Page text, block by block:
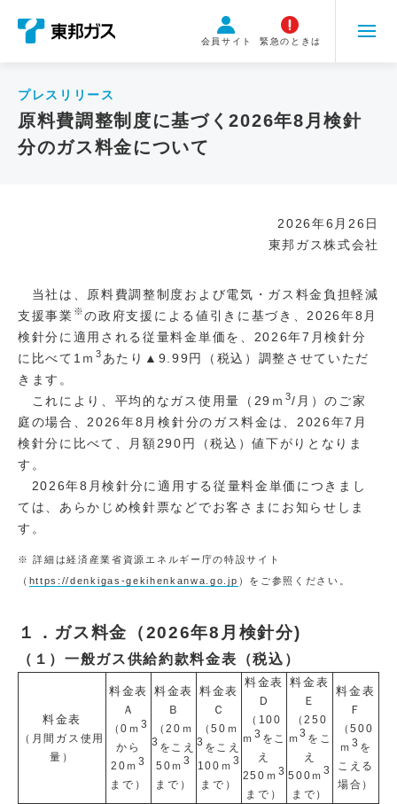
会員サイト 緊急のときは
プレスリリース
原料費調整制度に基づく2026年8月検針
分のガス料金について
2026年6月26日
東邦ガス株式会社
当社は、原料費調整制度および電気・ガス料金負担軽減
支援事業 ※ の政府支援による値引きに基づき、2026年8月
検針分に適用される従量料金単価を、2026年7月検針分
に比べて1ｍ3 あたり▲9.99円（税込）調整させていただ
きます。
これにより、平均的なガス使用量（29ｍ 3/月）のご家
庭の場合、2026年8月検針分のガス料金は、2026年7月
検針分に比べて、月額290円（税込）値下がりとなりま
す。
2026年8月検針分に適用する従量料金単価につきまし
ては、あらかじめ検針票などでお客さまにお知らせしま
す。
※ 詳細は経済産業省資源エネルギー庁の特設サイト
（ https://denkigas-gekihenkanwa.go.jp ）をご参照ください。
１．ガス料金（2026年8月検針分)
（１）一般ガス供給約款料金表（税込）
料金表
（月間ガス使用
量）
料金表
Ａ
（0ｍ 3
から
20ｍ3
まで）
料金表
Ｂ
（20ｍ
3 をこえ
50ｍ3
まで）
料金表
Ｃ
（50ｍ
3 をこえ
100ｍ 3
まで）
料金表
Ｄ
（100
ｍ 3 をこ
え
250ｍ 3
まで ）
料金表
Ｅ
（250
ｍ3 をこ
え
500ｍ3
まで）
料金表
Ｆ
（500
ｍ3 を
こえる
場合 ）